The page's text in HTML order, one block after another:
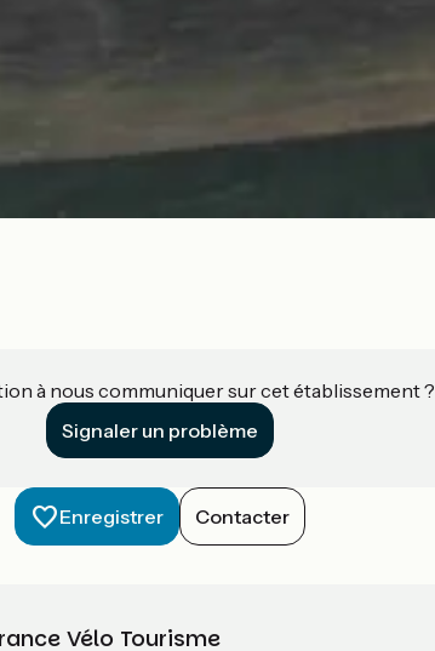
à nous communiquer sur cet établissement ?
Signaler un problème
Enregistrer Contacter
Vélo Tourisme